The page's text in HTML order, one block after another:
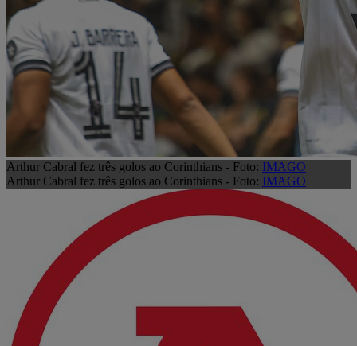
Arthur Cabral fez três golos ao Corinthians - Foto: IMAGO
Arthur Cabral fez três golos ao Corinthians - Foto: IMAGO